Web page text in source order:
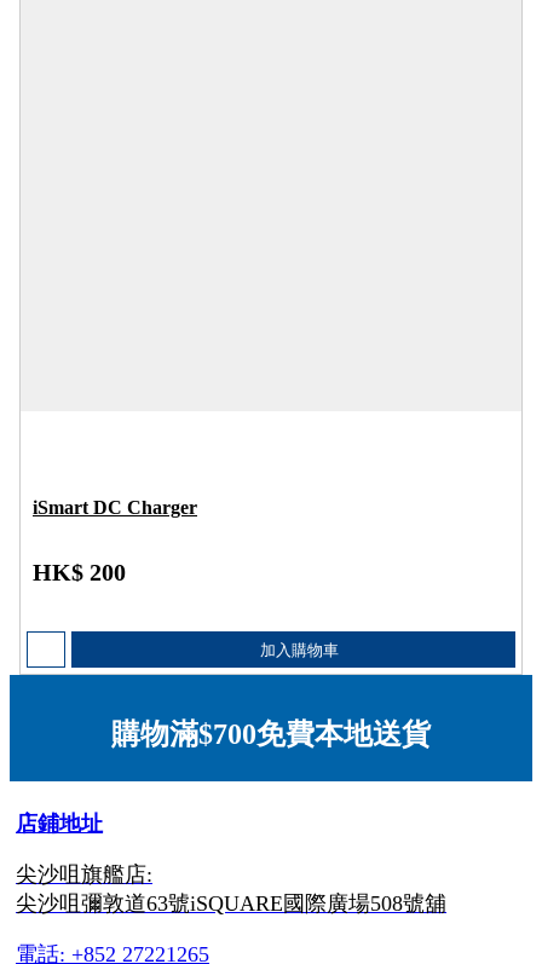
iSmart DC Charger
HK$ 200
加入購物車
購物滿$700免費本地送貨
店鋪地址
尖沙咀旗艦店:
尖沙咀彌敦道63號iSQUARE國際廣場508號舖
電話: +852 27221265